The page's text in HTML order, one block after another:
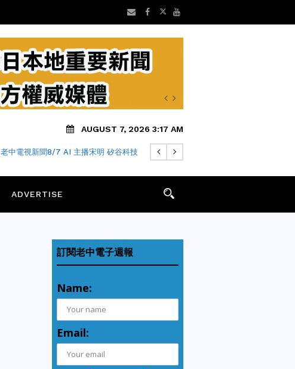
AUGUST 7, 2026 3:17 AM
老中電視新聞8/7 AI 主播宋明 矽谷科技
ADVERTISE
訂閱老中電子週報
Name:
Email: